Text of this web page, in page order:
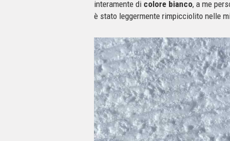
interamente di colore bianco, a me
è stato leggermente rimpicciolito nelle